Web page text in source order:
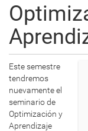
h
t
t
p
s
:
Este semestre
tendremos
nuevamente el
seminario de
Optimización y
Aprendizaje